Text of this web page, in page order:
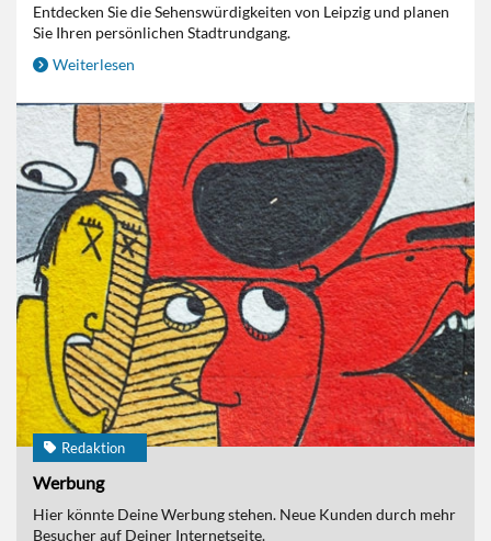
Entdecken Sie die Sehenswürdigkeiten von Leipzig und planen
Sie Ihren persönlichen Stadtrundgang.
Weiterlesen
Redaktion
Werbung
Hier könnte Deine Werbung stehen. Neue Kunden durch mehr
Besucher auf Deiner Internetseite.